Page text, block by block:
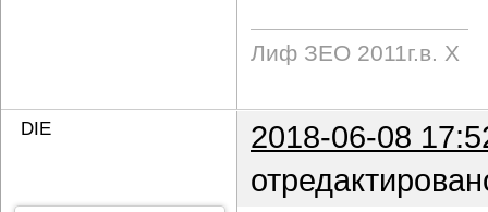
Лиф ЗЕО 2011г.в. Х
DIE
2018-06-08